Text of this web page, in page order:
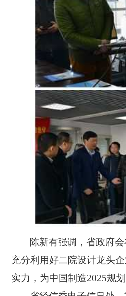
陈新有强调，省政府
充分利用好二院设计龙头
实力，为中国制造2025规